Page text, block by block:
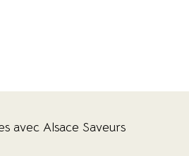
avec Alsace Saveurs